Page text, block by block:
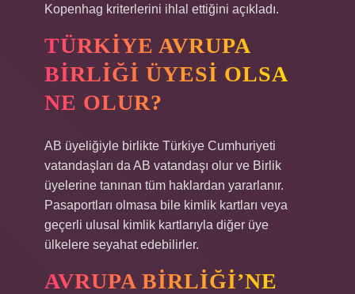
Kopenhag kriterlerini ihlal ettiğini açıkladı.
TÜRKIYE AVRUPA
BIRLIĞI ÜYESI OLSA
NE OLUR?
AB üyeliğiyle birlikte Türkiye Cumhuriyeti
vatandaşları da AB vatandaşı olur ve Birlik
üyelerine tanınan tüm haklardan yararlanır.
Pasaportları olmasa bile kimlik kartları veya
geçerli ulusal kimlik kartlarıyla diğer üye
ülkelere seyahat edebilirler.
AVRUPA BIRLIĞI’NE